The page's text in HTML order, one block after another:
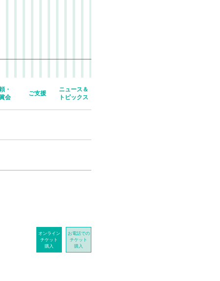
・
会
ご支援
ニュース＆
トピックス
オンライン
チケット
購入
お電話での
チケット
購入